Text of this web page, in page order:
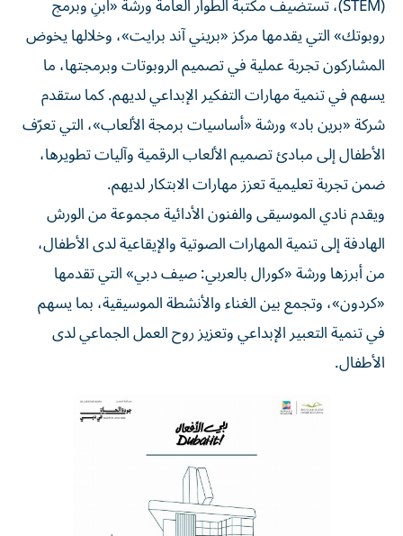
روبوتك» التي يقدمها مركز «بريني آند برايت»، وخلالها يخوض
المشاركون تجربة عملية في تصميم الروبوتات وبرمجتها، ما
يسهم في تنمية مهارات التفكير الإبداعي لديهم. كما ستقدم
شركة «برين باد» ورشة «أساسيات برمجة الألعاب»، التي تعرّف
الأطفال إلى مبادئ تصميم الألعاب الرقمية وآليات تطويرها،
ضمن تجربة تعليمية تعزز مهارات الابتكار لديهم.
ويقدم نادي الموسيقى والفنون الأدائية مجموعة من الورش
الهادفة إلى تنمية المهارات الصوتية والإيقاعية لدى الأطفال،
من أبرزها ورشة «كورال بالعربي: صيف دبي» التي تقدمها
«كردون»، وتجمع بين الغناء والأنشطة الموسيقية، بما يسهم
في تنمية التعبير الإبداعي وتعزيز روح العمل الجماعي لدى
الأطفال.